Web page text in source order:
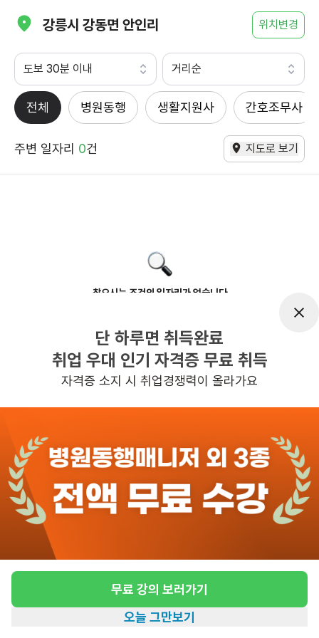
강릉시 강동면 안인리 위치변경
도보 30분 이내 거리순
전체 병원동행 생활지원사 간호조무사
주변 일자리 0건 지도로 보기
찾으시는 조건의 일자리가 없습니다
반경 3KM 이내의 일자리 확인하기
단 하루면 취득완료
취업 우대 인기 자격증 무료 취득
자격증 소지 시 취업경쟁력이 올라가요
무료 강의 보러가기
오늘 그만보기